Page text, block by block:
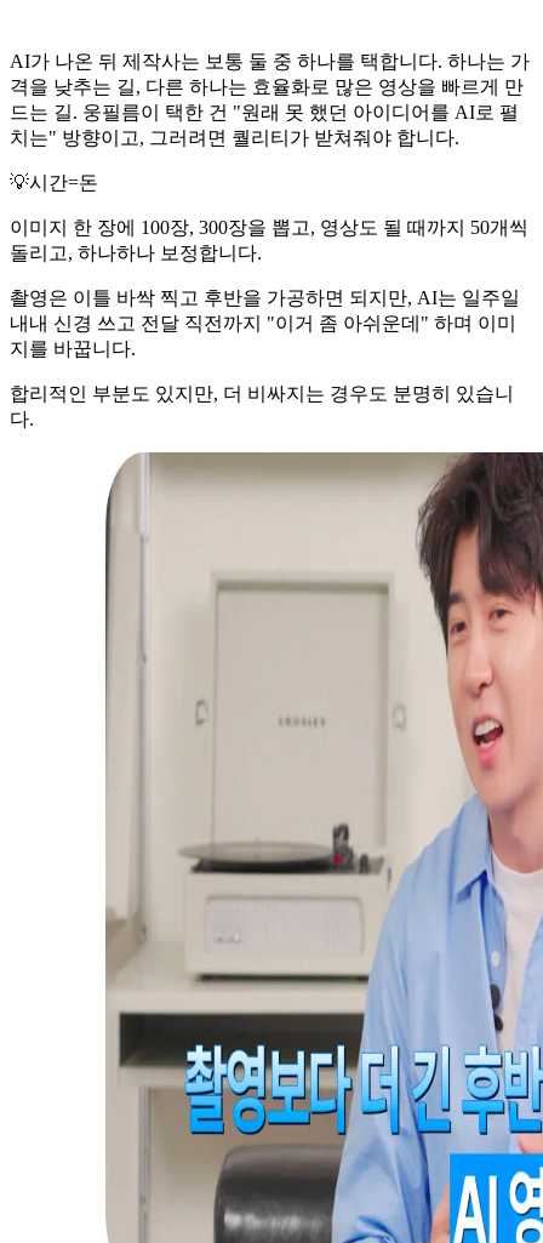
AI가 나온 뒤 제작사는 보통 둘 중 하나를 택합니다. 하나는 가
격을 낮추는 길, 다른 하나는 효율화로 많은 영상을 빠르게 만
드는 길. 웅필름이 택한 건 "원래 못 했던 아이디어를 AI로 펼
치는" 방향이고, 그러려면 퀄리티가 받쳐줘야 합니다.
💡시간=돈
이미지 한 장에 100장, 300장을 뽑고, 영상도 될 때까지 50개씩
돌리고, 하나하나 보정합니다.
촬영은 이틀 바싹 찍고 후반을 가공하면 되지만, AI는 일주일
내내 신경 쓰고 전달 직전까지 "이거 좀 아쉬운데" 하며 이미
지를 바꿉니다.
합리적인 부분도 있지만, 더 비싸지는 경우도 분명히 있습니
다.